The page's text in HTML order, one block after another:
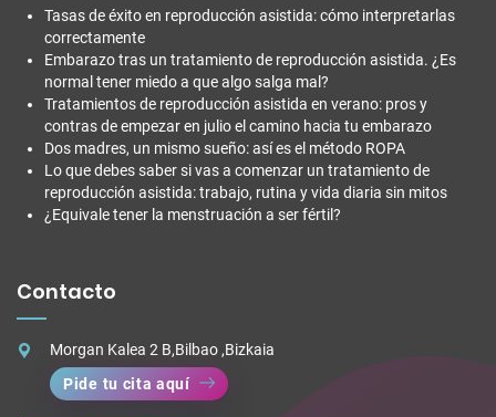
Tasas de éxito en reproducción asistida: cómo interpretarlas
correctamente
Embarazo tras un tratamiento de reproducción asistida. ¿Es
normal tener miedo a que algo salga mal?
Tratamientos de reproducción asistida en verano: pros y
contras de empezar en julio el camino hacia tu embarazo
Dos madres, un mismo sueño: así es el método ROPA
Lo que debes saber si vas a comenzar un tratamiento de
reproducción asistida: trabajo, rutina y vida diaria sin mitos
¿Equivale tener la menstruación a ser fértil?
Contacto
Morgan Kalea 2 B,Bilbao ,Bizkaia
Pide tu cita aquí